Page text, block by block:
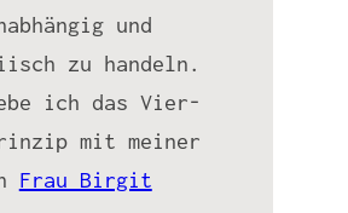
und
zu handeln.
ich das Vier-
mit meiner
Frau Birgit